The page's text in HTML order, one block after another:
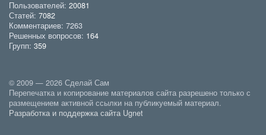
Пользователей: 20081
Статей: 7082
Комментариев: 7263
Решенных вопросов: 164
Групп: 359
© 2009 — 2026 Сделай Сам
Перепечатка и копирование материалов сайта разрешено только с
размещением активной ссылки на публикуемый материал.
Разработка и поддержка сайта Ugnet